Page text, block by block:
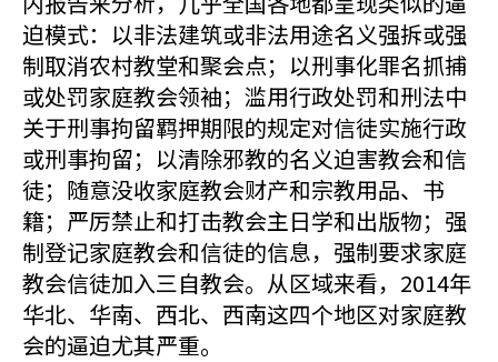
迫模式：以非法建筑或非法用途名义强拆或强
制取消农村教堂和聚会点；以刑事化罪名抓捕
或处罚家庭教会领袖；滥用行政处罚和刑法中
关于刑事拘留羁押期限的规定对信徒实施行政
或刑事拘留；以清除邪教的名义迫害教会和信
徒；随意没收家庭教会财产和宗教用品、书
籍；严厉禁止和打击教会主日学和出版物；强
制登记家庭教会和信徒的信息，强制要求家庭
教会信徒加入三自教会。从区域来看，2014年
华北、华南、西北、西南这四个地区对家庭教
会的逼迫尤其严重。